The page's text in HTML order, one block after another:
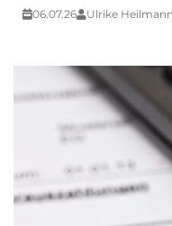
06.07.26 Ulrike Heilmann